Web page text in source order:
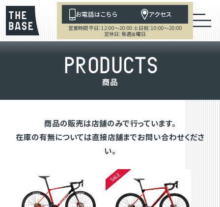
お電話はこちら アクセス
営業時間 平日：12:00～20:00 土日祝：10:00～20:00
定休日：毎週金曜日
PRODUCTS
商品
商品の販売は店舗のみで行っています。
在庫の有無については直接店舗までお問い合わせくださ
い。